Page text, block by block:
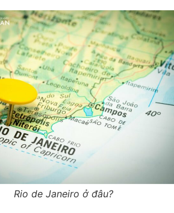
Rio de Janeiro ở đâu?